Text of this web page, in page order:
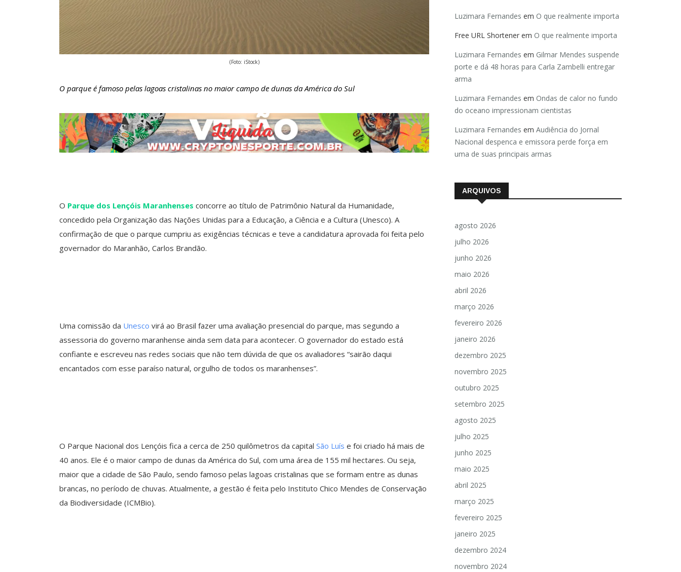
(Foto: iStock)
O parque é famoso pelas lagoas cristalinas no maior campo de dunas da América do Sul
O Parque dos Lençóis Maranhenses concorre ao título de Patrimônio Natural da Humanidade,
concedido pela Organização das Nações Unidas para a Educação, a Ciência e a Cultura (Unesco). A
confirmação de que o parque cumpriu as exigências técnicas e teve a candidatura aprovada foi feita pelo
governador do Maranhão, Carlos Brandão.
Uma comissão da Unesco virá ao Brasil fazer uma avaliação presencial do parque, mas segundo a
assessoria do governo maranhense ainda sem data para acontecer. O governador do estado está
confiante e escreveu nas redes sociais que não tem dúvida de que os avaliadores “sairão daqui
encantados com esse paraíso natural, orgulho de todos os maranhenses”.
O Parque Nacional dos Lençóis fica a cerca de 250 quilômetros da capital São Luís e foi criado há mais de
40 anos. Ele é o maior campo de dunas da América do Sul, com uma área de 155 mil hectares. Ou seja,
maior que a cidade de São Paulo, sendo famoso pelas lagoas cristalinas que se formam entre as dunas
brancas, no período de chuvas. Atualmente, a gestão é feita pelo Instituto Chico Mendes de Conservação
da Biodiversidade (ICMBio).
Luzimara Fernandes em O que realmente importa
Free URL Shortener em O que realmente importa
Luzimara Fernandes em Gilmar Mendes suspende
porte e dá 48 horas para Carla Zambelli entregar
arma
Luzimara Fernandes em Ondas de calor no fundo
do oceano impressionam cientistas
Luzimara Fernandes em Audiência do Jornal
Nacional despenca e emissora perde força em
uma de suas principais armas
ARQUIVOS
agosto 2026
julho 2026
junho 2026
maio 2026
abril 2026
março 2026
fevereiro 2026
janeiro 2026
dezembro 2025
novembro 2025
outubro 2025
setembro 2025
agosto 2025
julho 2025
junho 2025
maio 2025
abril 2025
março 2025
fevereiro 2025
janeiro 2025
dezembro 2024
novembro 2024